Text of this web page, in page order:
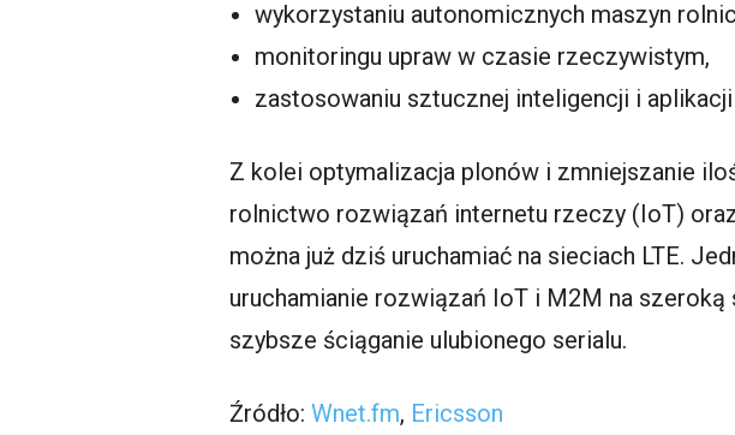
wykorzystaniu autonomicznych maszyn
monitoringu upraw w czasie rzeczywistym,
zastosowaniu sztucznej inteligencji i
Z kolei optymalizacja plonów i zmniejszanie
rolnictwo rozwiązań internetu rzeczy (IoT)
można już dziś uruchamiać na sieciach LTE.
uruchamianie rozwiązań IoT i M2M na
szybsze ściąganie ulubionego serialu.
Źródło:Wnet.fm, Ericsson